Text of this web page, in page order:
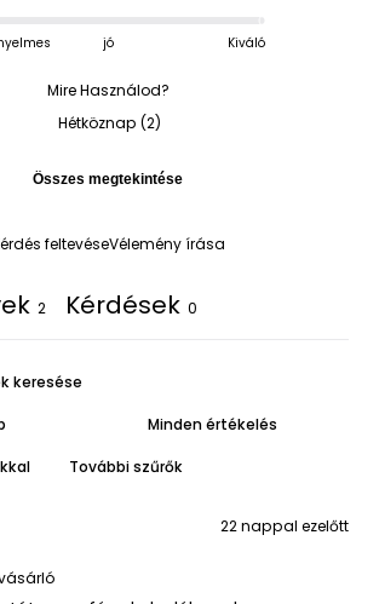
jó Kiváló
Mire Használod?
Hétköznap (2)
Összes megtekintése
feltevéseVélemény írása
2 Kérdések 0
További szűrők
22 nappal ezelőtt